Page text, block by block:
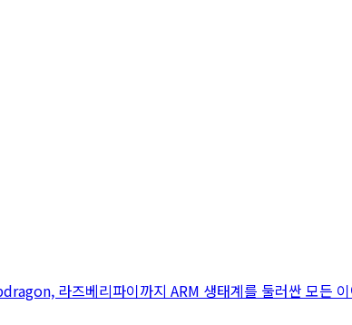
라즈베리파이까지 ARM 생태계를 둘러싼 모든